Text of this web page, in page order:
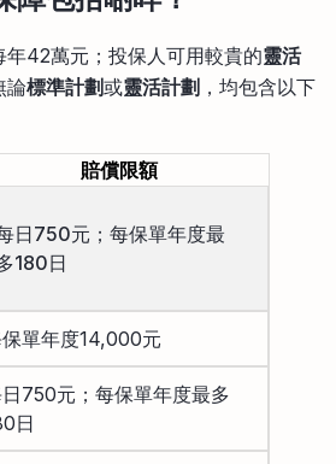
年42萬元；投保人可用較貴的靈活
論標準計劃或靈活計劃 ，均包含以下
賠償限額
日750元；每保單年度最
180日
單年度14,000元
750元；每保單年度最多
日